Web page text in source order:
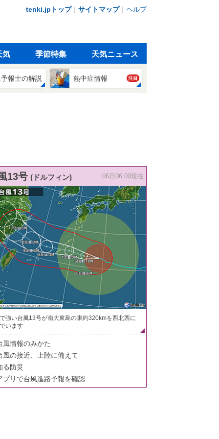
tenki.jpトップ｜ サイトマップ｜ ヘルプ
気 季節特集 天気ニュース
報士の解説 熱中症情報 注目
13号 (ドルフィン) 06日06:00現在
強い台風13号が南大東島の東約320kmを西北西に
います
風情報のみかた
風の接近、上陸に備えて
る防災
プリで台風進路予報を確認